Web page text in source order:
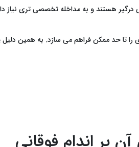
هستند و به مداخله تخصصی ‌تری نیاز
تا حد ممکن فراهم می‌ سازد. به همین
بر اندام فوقانی